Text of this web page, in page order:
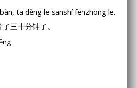
tā děng le sānshí fēnzhōng le.
三十分钟了。